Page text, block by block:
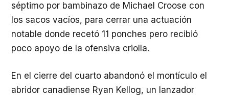
séptimo por bambinazo de Michael Croose con
los sacos vacíos, para cerrar una actuación
notable donde recetó 11 ponches pero recibió
poco apoyo de la ofensiva criolla.
En el cierre del cuarto abandonó el montículo el
abridor canadiense Ryan Kellog, un lanzador